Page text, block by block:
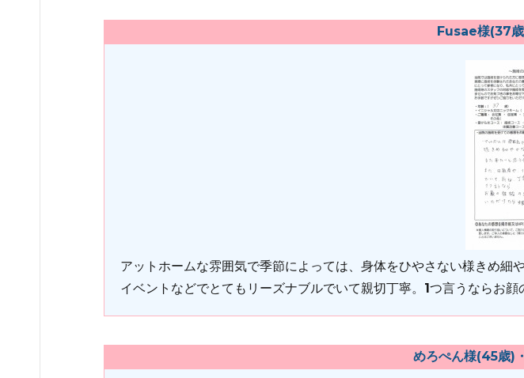
Fusae様(37歳
アットホームな雰囲気で季節によっては、身体をひやさない様きめ
イベントなどでとてもリーズナブルでいて親切丁寧。1つ言うならお
めろぺん様(45歳)